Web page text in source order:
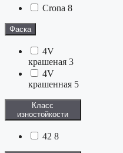
Crona 8
Фаска
4V
крашеная 3
4V
крашенная 5
Класс
изностойкости
42 8